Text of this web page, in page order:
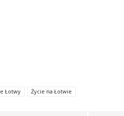
Łotwy Życie na Łotwie